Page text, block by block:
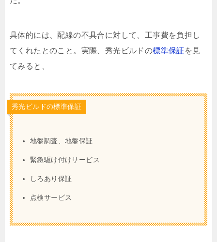
具体的には、配線の不具合に対して、工事費を負担し
てくれたとのこと。実際、秀光ビルドの標準保証 を見
てみると、
秀光ビルドの標準保証
地盤調査、地盤保証
緊急駆け付けサービス
しろあり保証
点検サービス